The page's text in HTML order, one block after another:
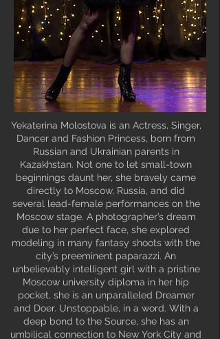
Yekaterina Molostova is an Actress, Singer,
Dancer and Fashion Princess, born from
Russian and Ukrainian parents in
Kazakhstan. Not one to let small-town
beginnings daunt her, she bravely came
directly to Moscow, Russia, and did
several lead-female performances on the
Moscow stage. A photographer’s dream
due to her perfect face, she explored
modeling in many fantasy shoots with the
city’s preeminent paparazzi. An
unbelievably intelligent girl with a pristine
Moscow university diploma in her hip
pocket, she is an unparalleled Dreamer
and Doer. Unstoppable, in a word. With a
deep bond to the Source, she has an
umbilical connection to New York City and